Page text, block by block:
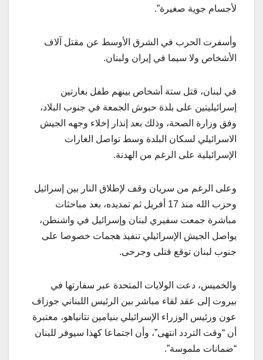
لأجسام جوية صغيرة”.
وأسفرت الحرب في الشرق الأوسط عن مقتل آلاف
الأشخاص ولا سيما في إيران ولبنان.
في لبنان، قتل ستة أشخاص بينهم طفل بغارتين
إسرائيليتين على بلدة حبوش الجمعة في جنوب البلاد،
وفق وزارة الصحة، وذلك بعد إنذار إخلاء وجهه الجيش
الاسرائيلي لسكان البلدة وسط تواصل الغارات
الإسرائيلية على الرغم من الهدنة.
وعلى الرغم من سريان وقف لإطلاق النار بين إسرائيل
وحزب الله منذ 17 أفريل ثم تمديده، بعد مباحثات
مباشرة جمعت سفيري لبنان وإسرائيل في واشنطن،
يواصل الجيش الإسرائيلي تنفيذ هجمات خصوصا على
جنوب لبنان توقع قتلى وجرحى.
والخميس، دعت الولايات المتحدة عبر سفارتها في
بيروت إلى عقد لقاء مباشر بين الرئيس اللبناني جوزاف
عون ورئيس الوزراء الإسرائيلي بنيامين نتانياهو، معتبرة
أن “وقت التردد انتهى”، وأن اجتماعا كهذا سيوفر للبنان
“ضمانات ملموسة”.